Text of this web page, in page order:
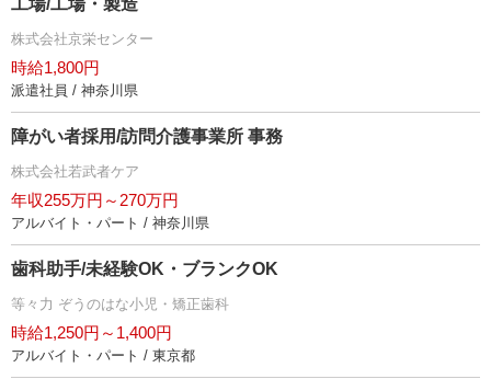
工場/工場・製造
株式会社京栄センター
時給1,800円
派遣社員 / 神奈川県
障がい者採用/訪問介護事業所 事務
株式会社若武者ケア
年収255万円～270万円
アルバイト・パート / 神奈川県
歯科助手/未経験OK・ブランクOK
等々力 ぞうのはな小児・矯正歯科
時給1,250円～1,400円
アルバイト・パート / 東京都